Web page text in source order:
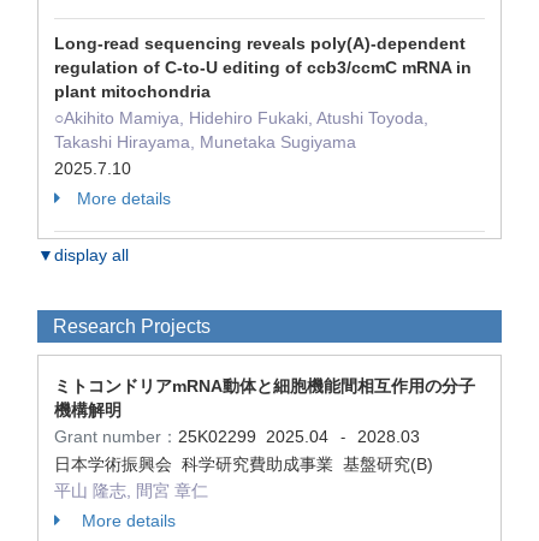
Long-read sequencing reveals poly(A)-dependent
regulation of C-to-U editing of ccb3/ccmC mRNA in
plant mitochondria
○Akihito Mamiya, Hidehiro Fukaki, Atushi Toyoda,
Takashi Hirayama, Munetaka Sugiyama
2025.7.10
More details
▼display all
Research Projects
ミトコンドリアmRNA動体と細胞機能間相互作用の分子
機構解明
Grant number： 25K02299 2025.04 -
2028.03
日本学術振興会 科学研究費助成事業 基盤研究(B)
平山 隆志, 間宮 章仁
More details